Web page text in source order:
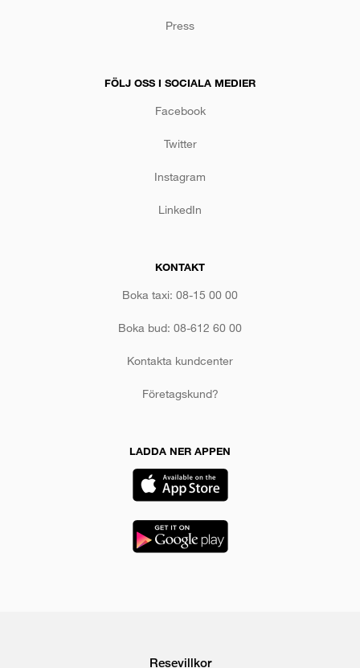
Press
FÖLJ OSS I SOCIALA MEDIER
Facebook
Twitter
Instagram
LinkedIn
KONTAKT
Boka taxi: 08-15 00 00
Boka bud: 08-612 60 00
Kontakta kundcenter
Företagskund?
LADDA NER APPEN
Resevillkor